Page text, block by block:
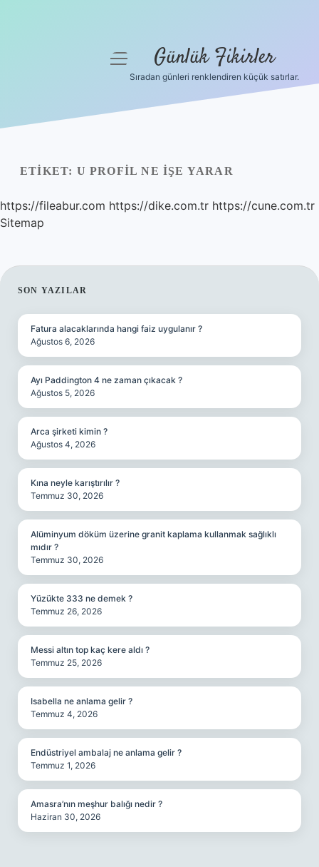
Yasal Uyarı
Hakkımızda
menüyü Günlük Fikirler
Sıradan günleri renklendiren küçük satırlar.
ETIKET: U PROFIL NE IŞE YARAR
https://fileabur.com https://dike.com.tr https://cune.com.tr
Sitemap
SIDEBAR
SON YAZILAR
Fatura alacaklarında hangi faiz uygulanır ?
Ağustos 6, 2026
Ayı Paddington 4 ne zaman çıkacak ?
Ağustos 5, 2026
Arca şirketi kimin ?
Ağustos 4, 2026
Kına neyle karıştırılır ?
Temmuz 30, 2026
Alüminyum döküm üzerine granit kaplama kullanmak sağlıklı
mıdır ?
Temmuz 30, 2026
Yüzükte 333 ne demek ?
Temmuz 26, 2026
Messi altın top kaç kere aldı ?
Temmuz 25, 2026
Isabella ne anlama gelir ?
Temmuz 4, 2026
Endüstriyel ambalaj ne anlama gelir ?
Temmuz 1, 2026
Amasra’nın meşhur balığı nedir ?
Haziran 30, 2026